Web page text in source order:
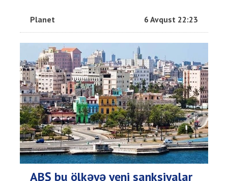
Planet 6 Avqust 22:23
ABŞ bu ölkəyə yeni sanksiyalar